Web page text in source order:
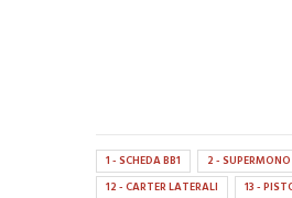
1 - SCHEDA BB1 2 - SUPERMONO
12 - CARTER LATERALI
13 -